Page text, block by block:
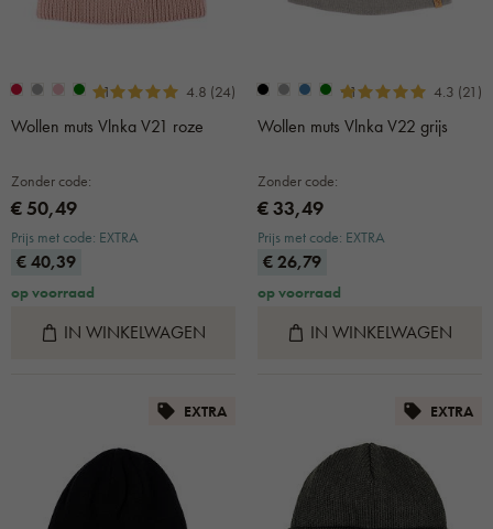
+1 4.8 (24)
Wollen muts Vlnka V21 roze
Zonder code:
€ 50,49
Prijs met code: EXTRA
€ 40,39
op voorraad
IN WINKELWAGEN
+1 4.3 (21)
Wollen muts Vlnka V22 grijs
Zonder code:
€ 33,49
Prijs met code: EXTRA
€ 26,79
op voorraad
IN WINKELWAGEN
EXTRA EXTRA